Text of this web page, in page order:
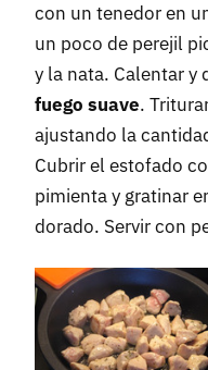
con un tenedor en
un poco de perejil
y la nata. Calentar y
fuego suave.
ajustando la
Cubrir el estofado
pimienta y gratinar
dorado. Servir con